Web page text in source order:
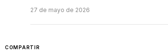
27 de mayo de 2026
COMPARTIR